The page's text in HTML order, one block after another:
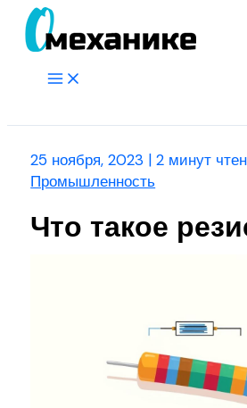
Перейти
Main
25 ноября, 2023 |2 минут
Промышленность
Что такое